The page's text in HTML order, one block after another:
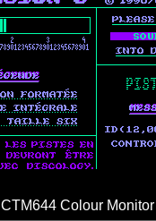
CTM644 Colour Monitor